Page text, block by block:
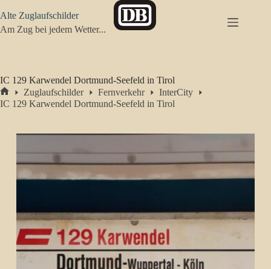
Inhalt
springen
Alte Zuglaufschilder
Am Zug bei jedem Wetter...
IC 129 Karwendel Dortmund-Seefeld in Tirol
Start
Zuglaufschilder Fernverkehr
InterCity
IC 129 Karwendel Dortmund-Seefeld in Tirol